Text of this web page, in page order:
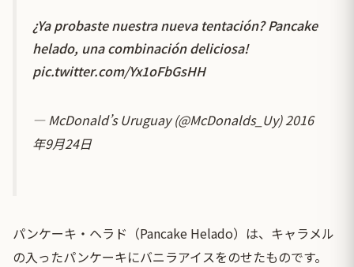
¿Ya probaste nuestra nueva tentación? Pancake
helado, una combinación deliciosa!
pic.twitter.com/Yx1oFbGsHH
— McDonald’s Uruguay (@McDonalds_Uy)2016
年9月24日
パンケーキ・ヘラド（Pancake Helado）は、キャラメル
の入ったパンケーキにバニラアイスをのせたものです。